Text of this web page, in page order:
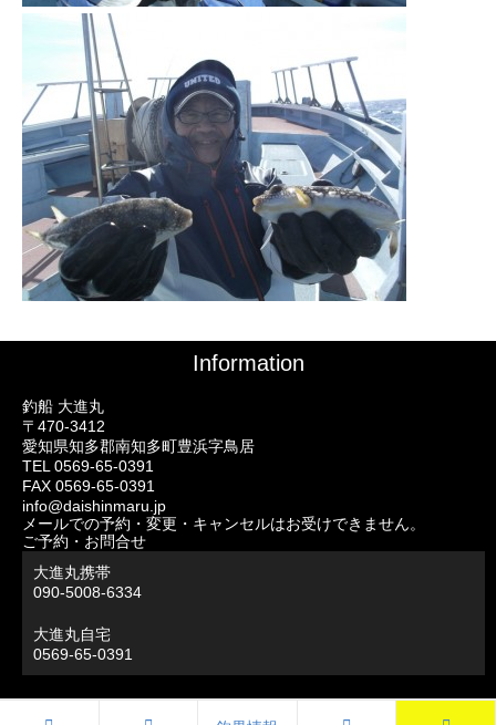
Information
釣船 大進丸
〒470-3412
愛知県知多郡南知多町豊浜字鳥居
TEL 0569-65-0391
FAX 0569-65-0391
info@daishinmaru.jp
メールでの予約・変更・キャンセルはお受けできません。
ご予約・お問合せ
大進丸携帯
090-5008-6334
大進丸自宅
0569-65-0391